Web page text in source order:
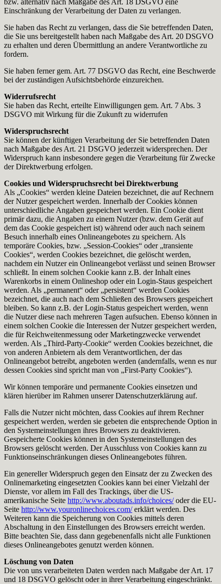
Einschränkung der Verarbeitung der Daten zu verlangen.
Sie haben das Recht zu verlangen, dass die Sie betreffenden Daten,
die Sie uns bereitgestellt haben nach Maßgabe des Art. 20 DSGVO
zu erhalten und deren Übermittlung an andere Verantwortliche zu
fordern.
Sie haben ferner gem. Art. 77 DSGVO das Recht, eine Beschwerde
bei der zuständigen Aufsichtsbehörde einzureichen.
Widerrufsrecht
Sie haben das Recht, erteilte Einwilligungen gem. Art. 7 Abs. 3
DSGVO mit Wirkung für die Zukunft zu widerrufen
Widerspruchsrecht
Sie können der künftigen Verarbeitung der Sie betreffenden Daten
nach Maßgabe des Art. 21 DSGVO jederzeit widersprechen. Der
Widerspruch kann insbesondere gegen die Verarbeitung für Zwecke
der Direktwerbung erfolgen.
Cookies und Widerspruchsrecht bei Direktwerbung
Als „Cookies“ werden kleine Dateien bezeichnet, die auf Rechnern
der Nutzer gespeichert werden. Innerhalb der Cookies können
unterschiedliche Angaben gespeichert werden. Ein Cookie dient
primär dazu, die Angaben zu einem Nutzer (bzw. dem Gerät auf
dem das Cookie gespeichert ist) während oder auch nach seinem
Besuch innerhalb eines Onlineangebotes zu speichern. Als
temporäre Cookies, bzw. „Session-Cookies“ oder „transiente
Cookies“, werden Cookies bezeichnet, die gelöscht werden,
nachdem ein Nutzer ein Onlineangebot verlässt und seinen Browser
schließt. In einem solchen Cookie kann z.B. der Inhalt eines
Warenkorbs in einem Onlineshop oder ein Login-Staus gespeichert
werden. Als „permanent“ oder „persistent“ werden Cookies
bezeichnet, die auch nach dem Schließen des Browsers gespeichert
bleiben. So kann z.B. der Login-Status gespeichert werden, wenn
die Nutzer diese nach mehreren Tagen aufsuchen. Ebenso können in
einem solchen Cookie die Interessen der Nutzer gespeichert werden,
die für Reichweitenmessung oder Marketingzwecke verwendet
werden. Als „Third-Party-Cookie“ werden Cookies bezeichnet, die
von anderen Anbietern als dem Verantwortlichen, der das
Onlineangebot betreibt, angeboten werden (andernfalls, wenn es nur
dessen Cookies sind spricht man von „First-Party Cookies“).
Wir können temporäre und permanente Cookies einsetzen und
klären hierüber im Rahmen unserer Datenschutzerklärung auf.
Falls die Nutzer nicht möchten, dass Cookies auf ihrem Rechner
gespeichert werden, werden sie gebeten die entsprechende Option in
den Systemeinstellungen ihres Browsers zu deaktivieren.
Gespeicherte Cookies können in den Systemeinstellungen des
Browsers gelöscht werden. Der Ausschluss von Cookies kann zu
Funktionseinschränkungen dieses Onlineangebotes führen.
Ein genereller Widerspruch gegen den Einsatz der zu Zwecken des
Onlinemarketing eingesetzten Cookies kann bei einer Vielzahl der
Dienste, vor allem im Fall des Trackings, über die US-
amerikanische Seite http://www.aboutads.info/choices/oder die EU-
Seite http://www.youronlinechoices.com/erklärt werden. Des
Weiteren kann die Speicherung von Cookies mittels deren
Abschaltung in den Einstellungen des Browsers erreicht werden.
Bitte beachten Sie, dass dann gegebenenfalls nicht alle Funktionen
dieses Onlineangebotes genutzt werden können.
Löschung von Daten
Die von uns verarbeiteten Daten werden nach Maßgabe der Art. 17
und 18 DSGVO gelöscht oder in ihrer Verarbeitung eingeschränkt.